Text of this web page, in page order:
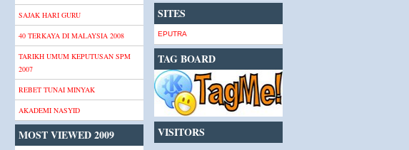
SAJAK HARI GURU
40 TERKAYA DI MALAYSIA 2008
TARIKH UMUM KEPUTUSAN SPM
2007
REBET TUNAI MINYAK
AKADEMI NASYID
MOST VIEWED 2009
SITES
EPUTRA
TAG BOARD
VISITORS